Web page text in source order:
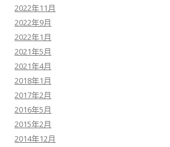
2022年11月
2022年9月
2022年1月
2021年5月
2021年4月
2018年1月
2017年2月
2016年5月
2015年2月
2014年12月